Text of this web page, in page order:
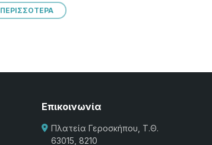
ΠΕΡΙΣΣΟΤΕΡΑ
Επικοινωνία
Πλατεία Γεροσκήπου, Τ.Θ.
63015, 8210